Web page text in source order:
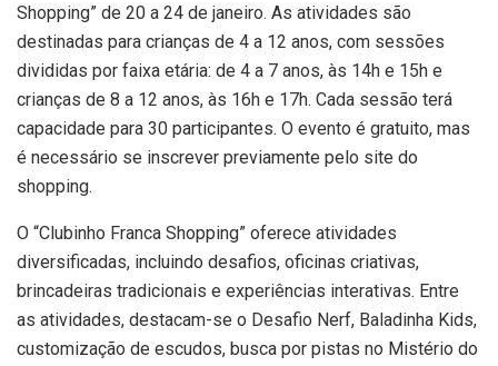
Shopping” de 20 a 24 de janeiro. As atividades são
destinadas para crianças de 4 a 12 anos, com sessões
divididas por faixa etária: de 4 a 7 anos, às 14h e 15h e
crianças de 8 a 12 anos, às 16h e 17h. Cada sessão terá
capacidade para 30 participantes. O evento é gratuito, mas
é necessário se inscrever previamente pelo site do
shopping.
O “Clubinho Franca Shopping” oferece atividades
diversificadas, incluindo desafios, oficinas criativas,
brincadeiras tradicionais e experiências interativas. Entre
as atividades, destacam-se o Desafio Nerf, Baladinha Kids,
customização de escudos, busca por pistas no Mistério do